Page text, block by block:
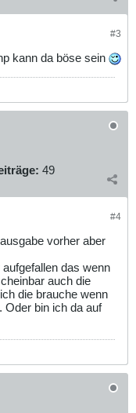
#3
kann da böse sein
49
#4
vorher aber
das wenn
auch die
die brauche wenn
Oder bin ich da auf